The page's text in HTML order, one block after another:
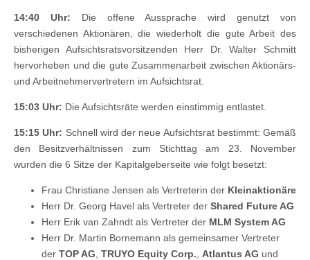
14:40 Uhr: Die offene Aussprache wird genutzt von
verschiedenen Aktionären, die wiederholt die gute Arbeit des
bisherigen Aufsichtsratsvorsitzenden Herr Dr. Walter Schmitt
hervorheben und die gute Zusammenarbeit zwischen Aktionärs-
und Arbeitnehmervertretern im Aufsichtsrat.
15:03 Uhr: Die Aufsichtsräte werden einstimmig entlastet.
15:15 Uhr: Schnell wird der neue Aufsichtsrat bestimmt: Gemäß
den Besitzverhältnissen zum Stichttag am 23. November
wurden die 6 Sitze der Kapitalgeberseite wie folgt besetzt:
Frau Christiane Jensen als Vertreterin der Kleinaktionäre
Herr Dr. Georg Havel als Vertreter der Shared Future AG
Herr Erik van Zahndt als Vertreter der MLM System AG
Herr Dr. Martin Bornemann als gemeinsamer Vertreter
der TOP AG TRUYO Equity Corp. Atlantus AG und